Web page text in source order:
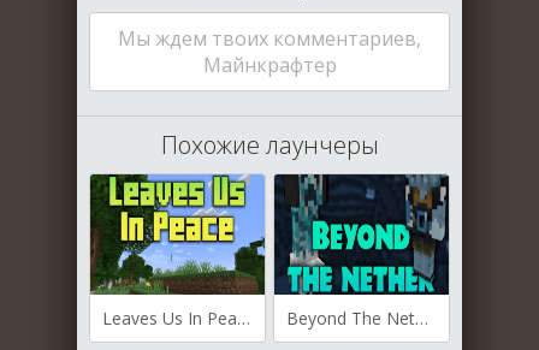
Мы ждем твоих комментариев,
Майнкрафтер
Похожие лаунчеры
Leaves Us In Peace для Майнкрафт [1.20.4, 1.20.2, 1.20.1] Beyond The Nether для Майнкрафт [1.20.1, 1.20]